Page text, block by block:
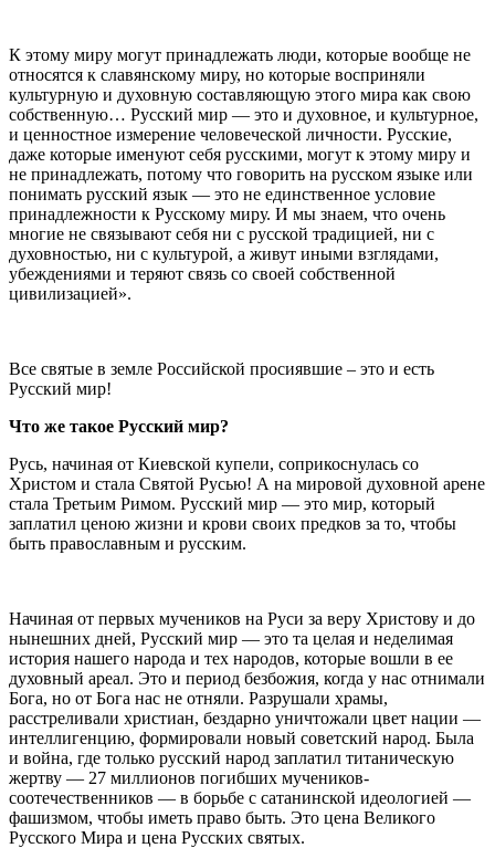
К этому миру могут принадлежать люди, которые вообще не
относятся к славянскому миру, но которые восприняли
культурную и духовную составляющую этого мира как свою
собственную… Русский мир — это и духовное, и культурное,
и ценностное измерение человеческой личности. Русские,
даже которые именуют себя русскими, могут к этому миру и
не принадлежать, потому что говорить на русском языке или
понимать русский язык — это не единственное условие
принадлежности к Русскому миру. И мы знаем, что очень
многие не связывают себя ни с русской традицией, ни с
духовностью, ни с культурой, а живут иными взглядами,
убеждениями и теряют связь со своей собственной
цивилизацией».
Все святые в земле Российской просиявшие – это и есть
Русский мир!
Что же такое Русский мир?
Русь, начиная от Киевской купели, соприкоснулась со
Христом и стала Святой Русью! А на мировой духовной арене
стала Третьим Римом. Русский мир — это мир, который
заплатил ценою жизни и крови своих предков за то, чтобы
быть православным и русским.
Начиная от первых мучеников на Руси за веру Христову и до
нынешних дней, Русский мир — это та целая и неделимая
история нашего народа и тех народов, которые вошли в ее
духовный ареал. Это и период безбожия, когда у нас отнимали
Бога, но от Бога нас не отняли. Разрушали храмы,
расстреливали христиан, бездарно уничтожали цвет нации —
интеллигенцию, формировали новый советский народ. Была
и война, где только русский народ заплатил титаническую
жертву — 27 миллионов погибших мучеников-
соотечественников — в борьбе с сатанинской идеологией —
фашизмом, чтобы иметь право быть. Это цена Великого
Русского Мира и цена Русских святых.